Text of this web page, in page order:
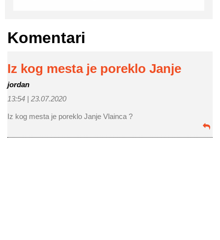
Komentari
Iz kog mesta je poreklo Janje
jordan
13:54 | 23.07.2020
Iz kog mesta je poreklo Janje Vlainca ?